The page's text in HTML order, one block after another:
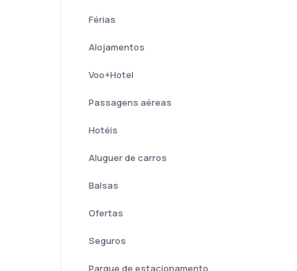
Férias
Alojamentos
Voo+Hotel
Passagens aéreas
Hotéis
Aluguer de carros
Balsas
Ofertas
Seguros
Parque de estacionamento